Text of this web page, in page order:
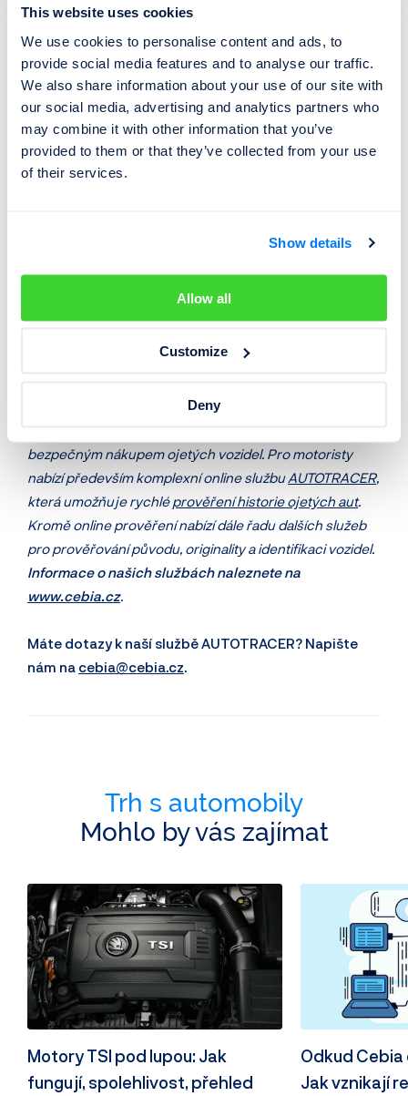
This website uses cookies
We use cookies to personalise content and ads, to
provide social media features and to analyse our traffic.
We also share information about your use of our site with
our social media, advertising and analytics partners who
may combine it with other information that you’ve
provided to them or that they’ve collected from your use
of their services.
Show details
Allow all
Customize
Deny
historie
Pokud už uděláte ten první správný krok a auto si v naší
prověříte ještě před nákupem,
věnujte pozornost všem údajům v našem výpisu.
V klidu si sedněte, projděte si všechny jednotlivé
kategorie a přečtěte si také vysvětlující texty k
jednotlivým sekcím a záznamům ve výpisu. Jen tak vám
pokud shledáte, že podle našeho výpisu je z vašeho
internetu i se zákaznickými recenzemi. Věřte nám, vyplatí
bezpečným nákupem ojetých vozidel. Pro motoristy
nabízí především komplexní online službuAUTOTRACER,
která umožňuje rychléprověření historie ojetých aut.
Kromě online prověření nabízí dále řadu dalších služeb
pro prověřování původu, originality a identifikaci vozidel.
Informace o našich službách naleznete na
www.cebia.cz.
Máte dotazy k naší službě AUTOTRACER? Napište
nám na cebia@cebia.cz.
Trh s automobily
Mohlo by vás zajímat
Motory TSI pod lupou: Jak
fungují, spolehlivost, přehled
Odkud
Jak vznikají